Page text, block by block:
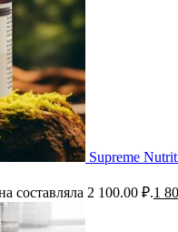
Supreme
составляла 2 100.00 ₽.1